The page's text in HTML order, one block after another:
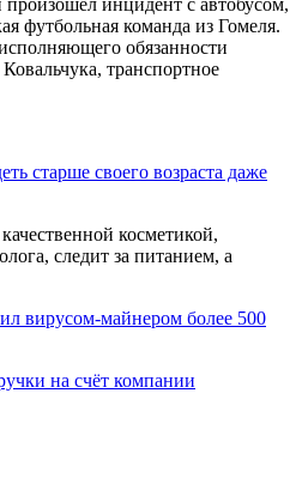
футбольная команда из Гомеля.
обязанности
транспортное
старше своего возраста даже
косметикой,
следит за питанием, а
вирусом-майнером более 500
на счёт компании